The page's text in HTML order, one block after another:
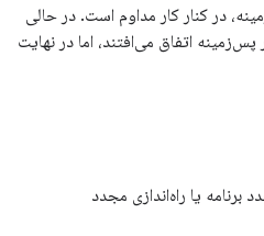
در کنار کار مداوم است. در حالی
اتفاق می‌افتند، اما در نهایت
برنامه یا راه‌اندازی مجدد